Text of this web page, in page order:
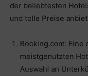
der beliebtesten
und tolle Preise
Booking.com: Eine
meistgenutzten
Auswahl an